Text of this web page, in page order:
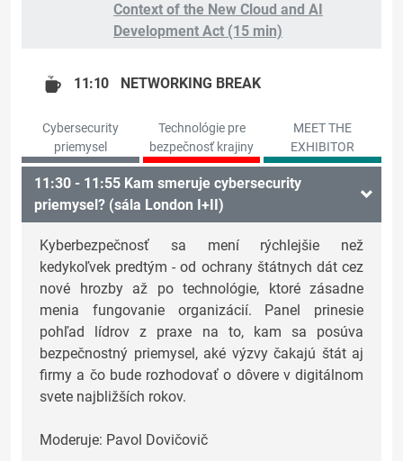
Context of the New Cloud and AI
Development Act (15 min)
11:10 NETWORKING BREAK
Cybersecurity
priemysel
Technológie pre
bezpečnosť krajiny
MEET THE
EXHIBITOR
11:30 - 11:55 Kam smeruje cybersecurity
priemysel? (sála London I+II)
Kyberbezpečnosť sa mení rýchlejšie než
kedykoľvek predtým - od ochrany štátnych dát cez
nové hrozby až po technológie, ktoré zásadne
menia fungovanie organizácií. Panel prinesie
pohľad lídrov z praxe na to, kam sa posúva
bezpečnostný priemysel, aké výzvy čakajú štát aj
firmy a čo bude rozhodovať o dôvere v digitálnom
svete najbližších rokov.
Moderuje: Pavol Dovičovič